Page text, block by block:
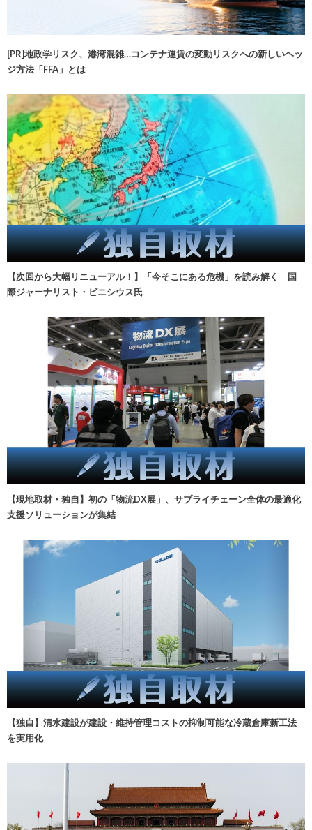
[PR]地政学リスク、港湾混雑…コンテナ運賃の変動リスクへの新しいヘッ
ジ方法「FFA」とは
【次回から大幅リニューアル！】「今そこにある危機」を読み解く 国
際ジャーナリスト・ビニシウス氏
【現地取材・独自】初の「物流DX展」、サプライチェーン全体の最適化
支援ソリューションが集結
【独自】清水建設が建設・維持管理コストの抑制可能な冷蔵倉庫新工法
を実用化